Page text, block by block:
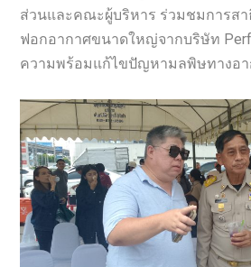
ส่วนและคณะผู้บริหาร ร่วมชมการสา
ฟอกอากาศขนาดใหญ่จากบริษัท
ความพร้อมแก้ไขปัญหามลพิษทางอ